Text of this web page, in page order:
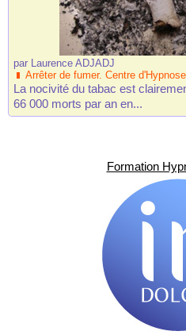
par Laurence ADJADJ
Arrêter de fumer. Centre
La nocivité du tabac est
66 000 morts par an en...
Formation